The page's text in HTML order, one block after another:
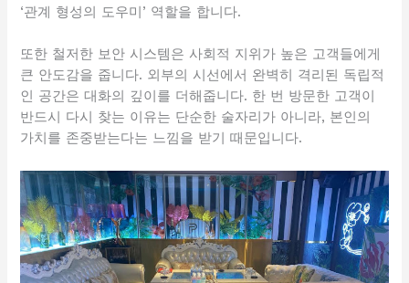
‘관계 형성의 도우미’ 역할을 합니다.
또한 철저한 보안 시스템은 사회적 지위가 높은 고객들에게
큰 안도감을 줍니다. 외부의 시선에서 완벽히 격리된 독립적
인 공간은 대화의 깊이를 더해줍니다. 한 번 방문한 고객이
반드시 다시 찾는 이유는 단순한 술자리가 아니라, 본인의
가치를 존중받는다는 느낌을 받기 때문입니다.